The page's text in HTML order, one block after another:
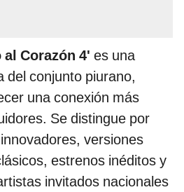
al Corazón 4' es una
del conjunto piurano,
una conexión más
Se distingue por
versiones
estrenos inéditos y
invitados nacionales